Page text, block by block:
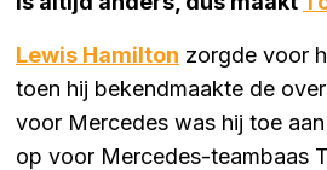
Lewis Hamilton zorgde voor
toen hij bekendmaakte de
voor Mercedes was hij toe
op voor Mercedes-teambaas